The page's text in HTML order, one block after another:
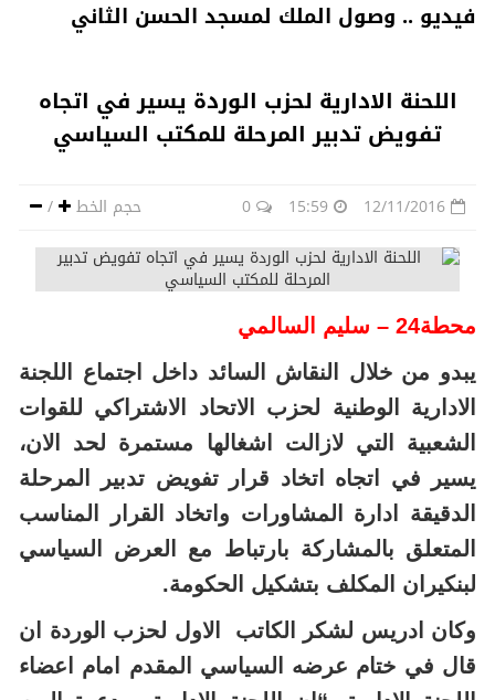
الملك.. يترأس بمسجد الحسن الثاني حفلا دينيا
اللحنة الادارية لحزب الوردة يسير في اتجاه
تفويض تدبير المرحلة للمكتب السياسي
حجم الخط / 12/11/2016
15:59
0
محطة24 – سليم السالمي
يبدو من خلال النقاش السائد داخل اجتماع اللجنة
الادارية الوطنية لحزب الاتحاد الاشتراكي للقوات
الشعبية التي لازالت اشغالها مستمرة لحد الان،
يسير في اتجاه اتخاد قرار تفويض تدبير المرحلة
الدقيقة ادارة المشاورات واتخاد القرار المناسب
المتعلق بالمشاركة بارتباط مع العرض السياسي
لبنكيران المكلف بتشكيل الحكومة.
وكان ادريس لشكر الكاتب الاول لحزب الوردة ان
قال في ختام عرضه السياسي المقدم امام اعضاء